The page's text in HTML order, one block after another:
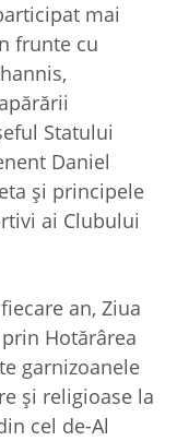
mai
frunte cu
Statului
Daniel
și principele
ai Clubului
an, Ziua
Hotărârea
garnizoanele
şi religioase la
cel de-Al